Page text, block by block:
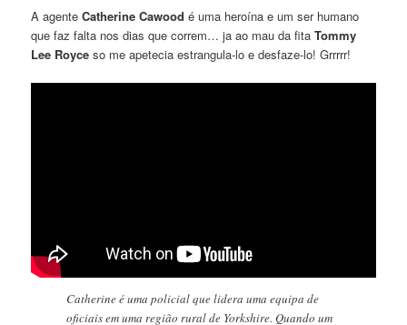
A agenteCatherine Cawood é uma heroína e um ser humano
que faz falta nos dias que correm… ja ao mau da fitaTommy
Lee Royce so me apetecia estrangula-lo e desfaze-lo! Grrrrr!
Catherine é uma policial que lidera uma equipa de
oficiais em uma região rural de Yorkshire. Quando um